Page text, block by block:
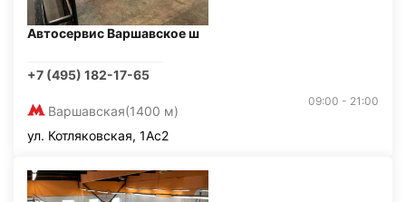
Автосервис Варшавское ш
+7 (495) 182-17-65
Варшавская(1400 м)
09:00 - 21:00
ул. Котляковская, 1Ас2